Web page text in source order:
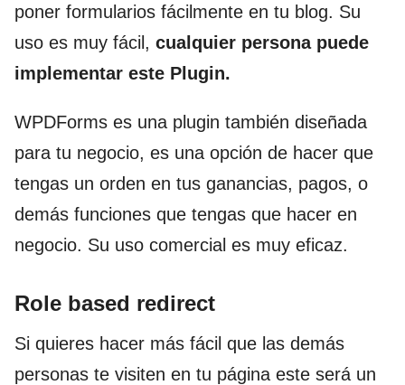
poner formularios fácilmente en tu blog. Su
uso es muy fácil, cualquier persona puede
implementar este Plugin.
WPDForms es una plugin también diseñada
para tu negocio, es una opción de hacer que
tengas un orden en tus ganancias, pagos, o
demás funciones que tengas que hacer en
negocio. Su uso comercial es muy eficaz.
Role based redirect
Si quieres hacer más fácil que las demás
personas te visiten en tu página este será un